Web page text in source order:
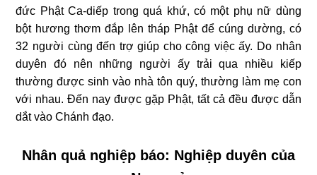
đức Phật Ca-diếp trong quá khứ, có một phụ nữ dùng
bột hương thơm đắp lên tháp Phật để cúng dường, có
32 người cùng đến trợ giúp cho công việc ấy. Do nhân
duyên đó nên những người ấy trải qua nhiều kiếp
thường được sinh vào nhà tôn quý, thường làm mẹ con
với nhau. Đến nay được gặp Phật, tất cả đều được dẫn
dắt vào Chánh đạo.
Nhân quả nghiệp báo: Nghiệp duyên của